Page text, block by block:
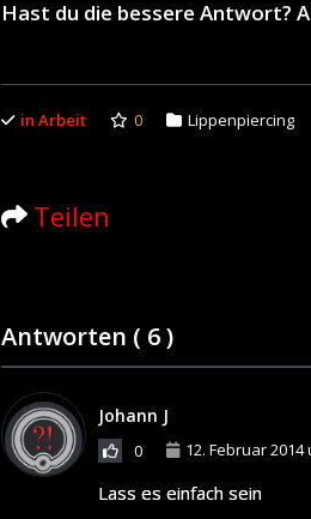
Hast du die bessere Antwort?
in Arbeit 0 Lippenpiercing
Teilen
Antworten ( 6)
Johann J
0 12. Februar 2014
Lass es einfach sein